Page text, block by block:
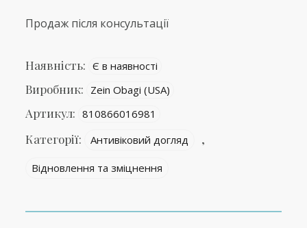
Продаж після консультації
Наявність: Є в наявності
Виробник: Zein Obagi (USA)
Артикул: 810866016981
Категорії: Антивіковий догляд ,
Відновлення та зміцнення